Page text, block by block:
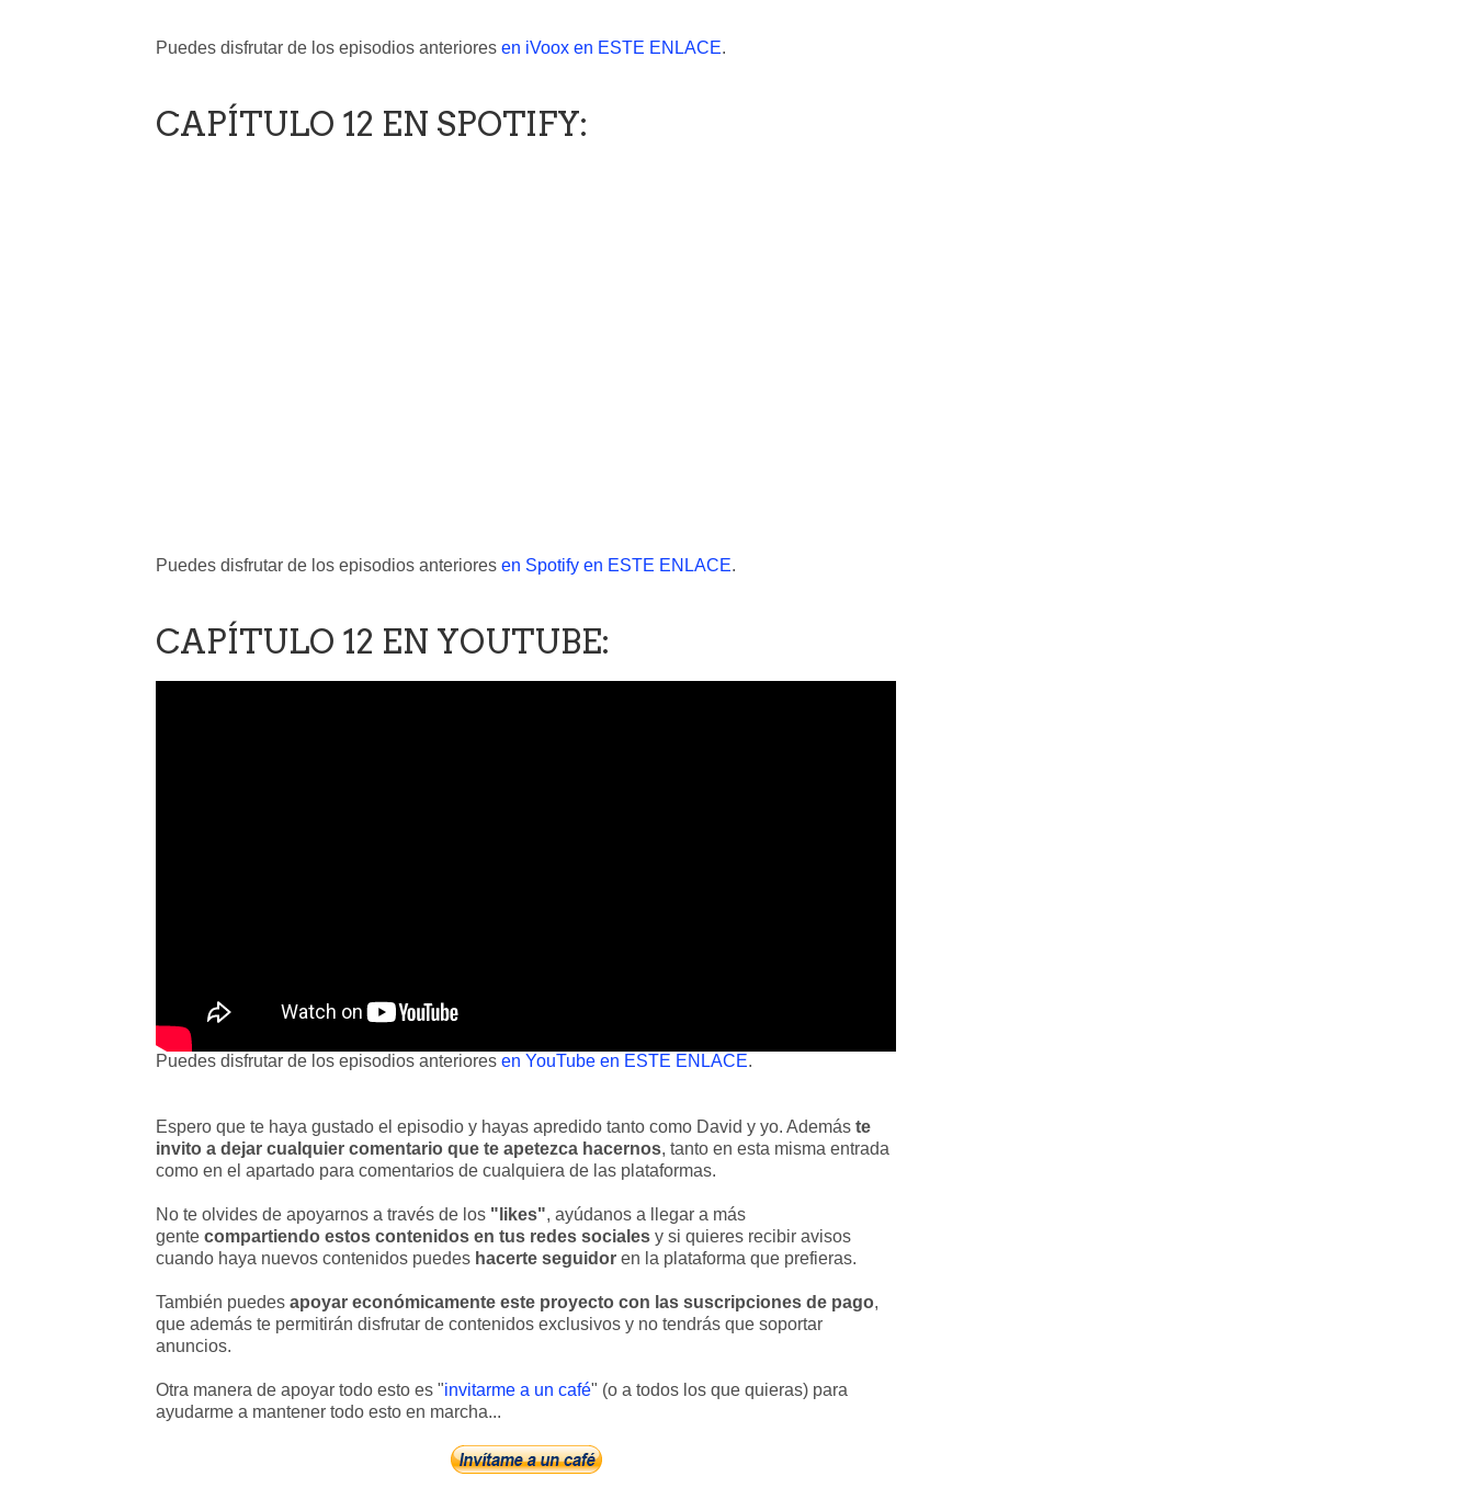
Puedes disfrutar de los episodios anteriores en iVoox en ESTE ENLACE.
CAPÍTULO 12 EN SPOTIFY:
Puedes disfrutar de los episodios anteriores en Spotify en ESTE ENLACE.
CAPÍTULO 12 EN YOUTUBE:
Puedes disfrutar de los episodios anteriores en YouTube en ESTE ENLACE.
Espero que te haya gustado el episodio y hayas apredido tanto como David y yo. Además te
invito a dejar cualquier comentario que te apetezca hacernos, tanto en esta misma entrada
como en el apartado para comentarios de cualquiera de las plataformas.
No te olvides de apoyarnos a través de los "likes", ayúdanos a llegar a más
gente compartiendo estos contenidos en tus redes sociales y si quieres recibir avisos
cuando haya nuevos contenidos puedes hacerte seguidor en la plataforma que prefieras.
También puedes apoyar económicamente este proyecto con las suscripciones de pago,
que además te permitirán disfrutar de contenidos exclusivos y no tendrás que soportar
anuncios.
Otra manera de apoyar todo esto es "invitarme a un café" (o a todos los que quieras) para
ayudarme a mantener todo esto en marcha...